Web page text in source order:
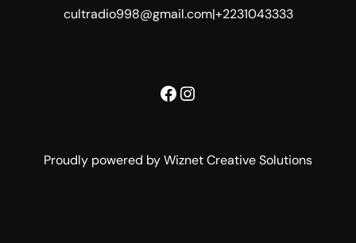
cultradio998@gmail.com|+2231043333
Facebook
Instagram
Proudly powered by Wiznet Creative Solutions